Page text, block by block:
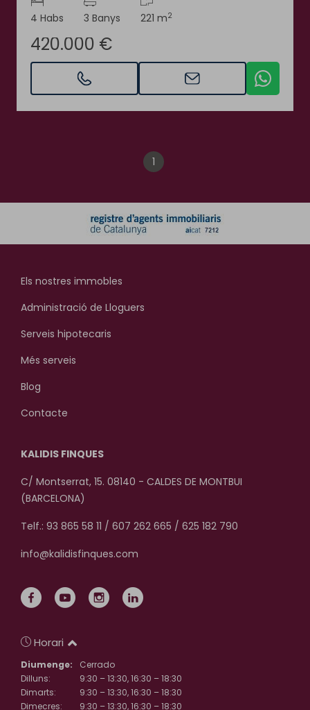
4 Habs 3 Banys 221 m2
420.000 €
1
Els nostres immobles
Administració de Lloguers
Serveis hipotecaris
Més serveis
Blog
Contacte
KALIDIS FINQUES
C/ Montserrat, 15. 08140 - CALDES DE MONTBUI
(BARCELONA)
Telf.: 93 865 58 11 / 607 262 665 / 625 182 790
info@kalidisfinques.com
Horari
Diumenge:
Cerrado
Dilluns:
9:30 – 13:30, 16:30 – 18:30
Dimarts:
9:30 – 13:30, 16:30 – 18:30
Dimecres:
9:30 – 13:30, 16:30 – 18:30